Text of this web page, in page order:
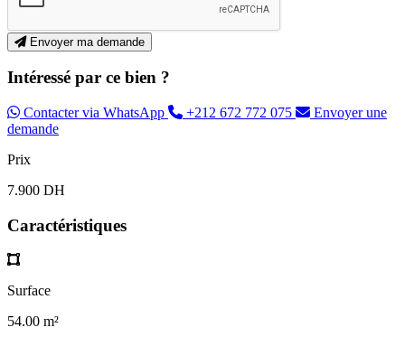
Envoyer ma demande
Intéressé par ce bien ?
Contacter via WhatsApp +212 672 772 075
Envoyer une
demande
Prix
7.900 DH
Caractéristiques
Surface
54.00 m²